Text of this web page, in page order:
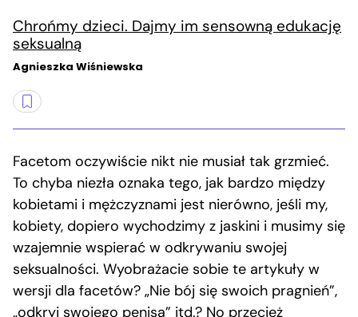
Chrońmy dzieci. Dajmy im sensowną edukację
seksualną
Agnieszka Wiśniewska
Facetom oczywiście nikt nie musiał tak grzmieć.
To chyba niezła oznaka tego, jak bardzo między
kobietami i mężczyznami jest nierówno, jeśli my,
kobiety, dopiero wychodzimy z jaskini i musimy się
wzajemnie wspierać w odkrywaniu swojej
seksualności. Wyobrażacie sobie te artykuły w
wersji dla facetów? „Nie bój się swoich pragnień”,
„odkryj swojego penisa” itd.? No przecież